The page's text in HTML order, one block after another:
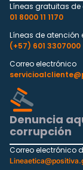
Líneas gratuitas
01 8000 11 1170
Líneas de atención
(+57) 601 3307000
Correo electrónico
Denuncia
corrupción
Correo electrónico